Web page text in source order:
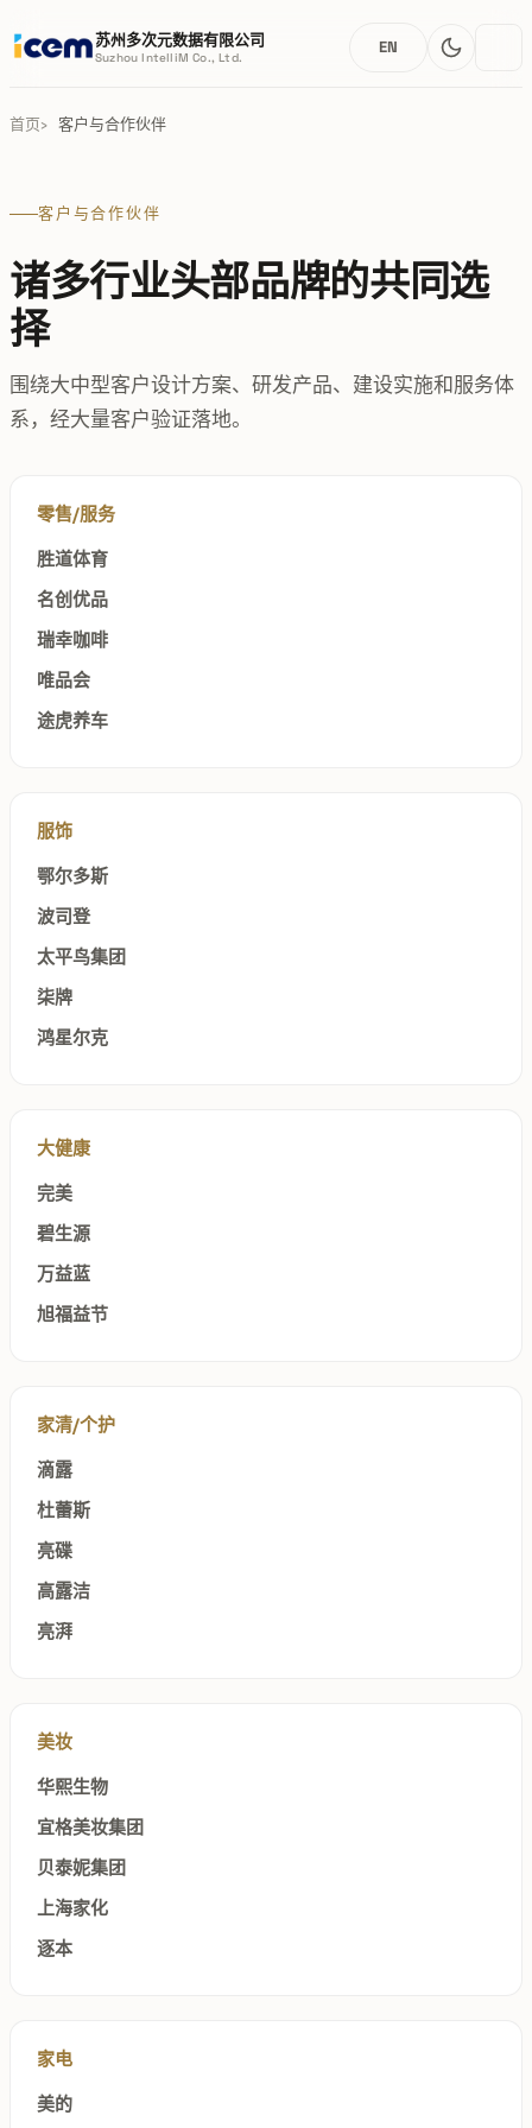
苏州多次元数据有限公司
Suzhou IntelliM Co., Ltd.
EN
首页 客户与合作伙伴
客户与合作伙伴
诸多行业头部品牌的共同选
择
围绕大中型客户设计方案、研发产品、建设实施和服务体
系，经大量客户验证落地。
零售/服务
胜道体育
名创优品
瑞幸咖啡
唯品会
途虎养车
服饰
鄂尔多斯
波司登
太平鸟集团
柒牌
鸿星尔克
大健康
完美
碧生源
万益蓝
旭福益节
家清/个护
滴露
杜蕾斯
亮碟
高露洁
亮湃
美妆
华熙生物
宜格美妆集团
贝泰妮集团
上海家化
逐本
家电
美的